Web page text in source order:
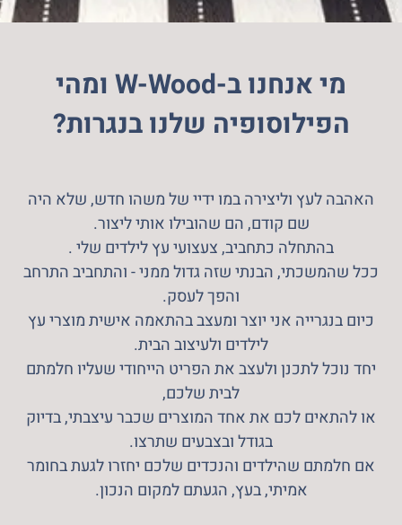
מי אנחנו ב-W-Wood ומהי
הפילוסופיה שלנו בנגרות?
האהבה לעץ וליצירה במו ידיי של משהו חדש, שלא היה
שם קודם, הם שהובילו אותי ליצור.
בהתחלה כתחביב, צעצועי עץ לילדים שלי .
ככל שהמשכתי, הבנתי שזה גדול ממני - והתחביב התרחב
והפך לעסק.
כיום בנגרייה אני יוצר ומעצב בהתאמה אישית מוצרי עץ
לילדים ולעיצוב הבית.
יחד נוכל לתכנן ולעצב את הפריט הייחודי שעליו חלמתם
לבית שלכם,
או להתאים לכם את אחד המוצרים שכבר עיצבתי, בדיוק
בגודל ובצבעים שתרצו.
אם חלמתם שהילדים והנכדים שלכם יחזרו לגעת בחומר
אמיתי, בעץ, הגעתם למקום הנכון.